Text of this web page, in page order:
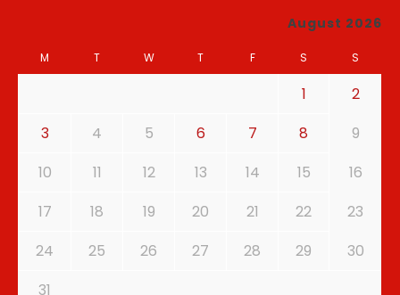
August 2026
M T W T F S S
1
2
3
4 5 6 7 8
9
10
11 12 13 14 15
16
17
18 19 20 21 22
23
24
25 26 27 28 29
30
31